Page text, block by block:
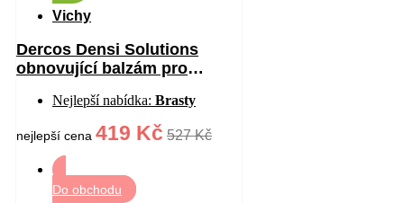
Vichy
Dercos Densi Solutions
obnovující balzám pro
Nejlepší nabídka: Brasty
nejlepší cena 419 Kč 527 Kč
Do obchodu